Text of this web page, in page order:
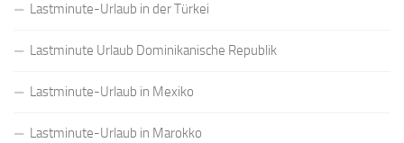
Lastminute-Urlaub in der Türkei
Lastminute Urlaub Dominikanische Republik
Lastminute-Urlaub in Mexiko
Lastminute-Urlaub in Marokko